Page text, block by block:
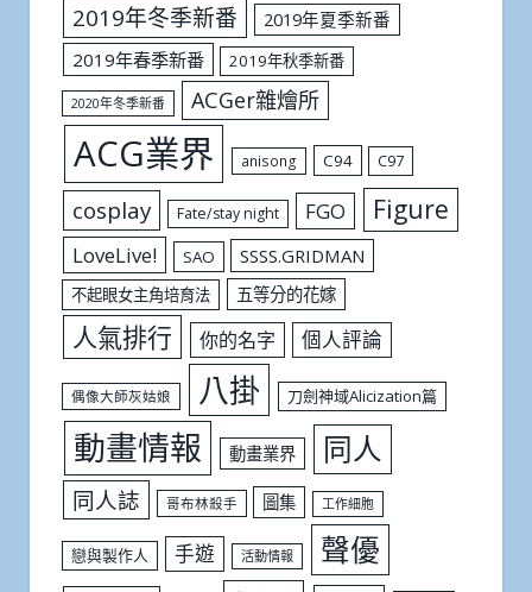
2019年冬季新番
2019年夏季新番
2019年春季新番
2019年秋季新番
2020年冬季新番 ACGer雜燴所
ACG業界 anisong C94 C97
cosplay Fate/stay night FGO Figure
LoveLive! SAO SSSS.GRIDMAN
不起眼女主角培育法 五等分的花嫁
人氣排行 你的名字 個人評論
偶像大師灰姑娘 八掛 刀劍神域Alicization篇
動畫情報 動畫業界 同人
同人誌 哥布林殺手 圖集 工作細胞
戀與製作人 手遊 活動情報 聲優